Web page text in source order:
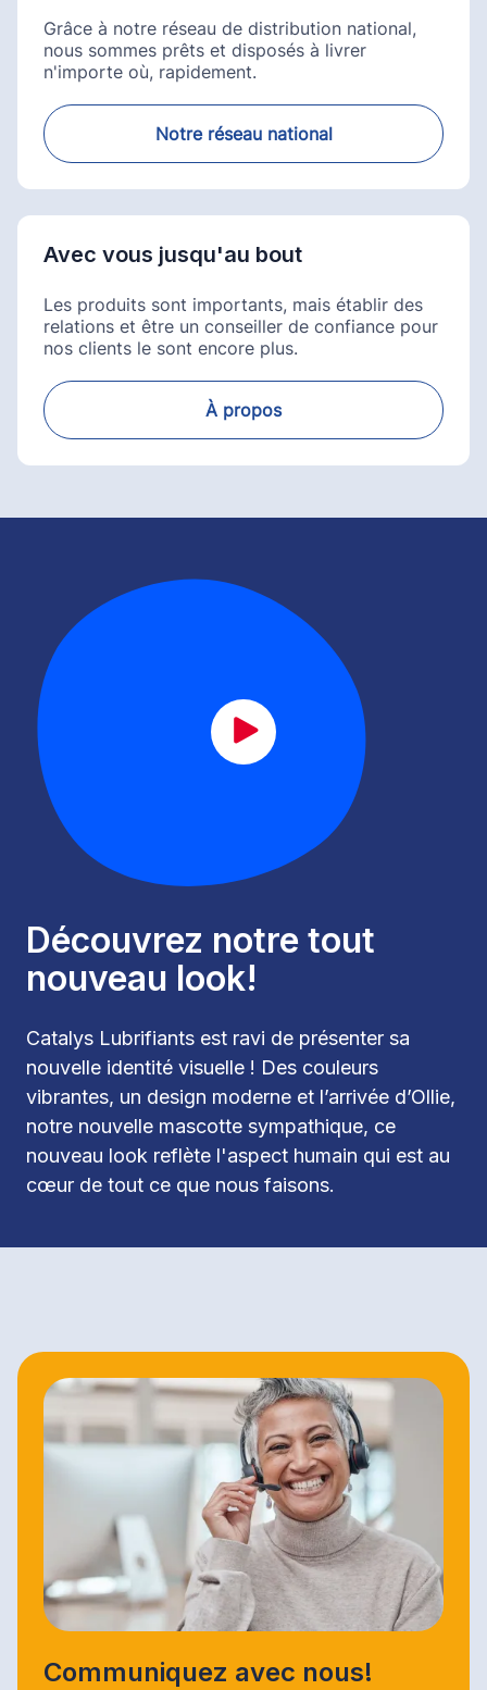
Grâce à notre réseau de distribution national,
nous sommes prêts et disposés à livrer
n'importe où, rapidement.
Notre réseau national
Avec vous jusqu'au bout
Les produits sont importants, mais établir des
relations et être un conseiller de confiance pour
nos clients le sont encore plus.
À propos
CAT_lancement_FR.mp4
Découvrez notre tout
nouveau look!
Catalys Lubrifiants est ravi de présenter sa
nouvelle identité visuelle ! Des couleurs
vibrantes, un design moderne et l’arrivée d’Ollie,
notre nouvelle mascotte sympathique, ce
nouveau look reflète l'aspect humain qui est au
cœur de tout ce que nous faisons.
Communiquez avec nous!